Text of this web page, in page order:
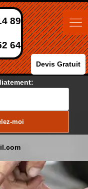
89
64
Devis Gratuit